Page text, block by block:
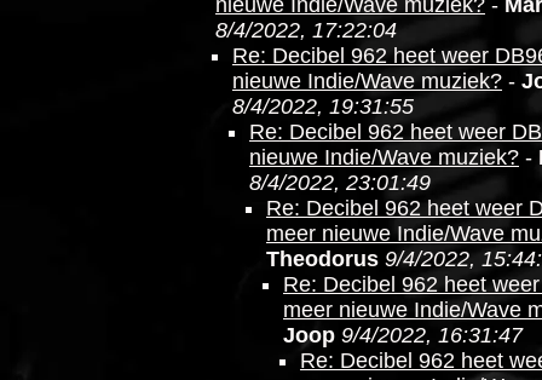
nieuwe Indie/Wave muziek? -
8/4/2022, 17:22:04
Re: Decibel 962 heet weer
nieuwe Indie/Wave muziek? -
8/4/2022, 19:31:55
Re: Decibel 962 heet weer
nieuwe Indie/Wave muziek? -
8/4/2022, 23:01:49
Re: Decibel 962 heet weer
meer nieuwe Indie/Wave
Theodorus 9/4/2022,
Re: Decibel 962 heet
meer nieuwe Indie/Wave
Joop 9/4/2022, 16:31:47
Re: Decibel 962 heet